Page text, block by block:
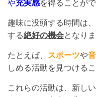
や充実感を得ることがで
趣味に没頭する時間は
する絶好の機会となりま
たとえば、 スポーツや
しめる活動を見つける
これらの活動は、新し